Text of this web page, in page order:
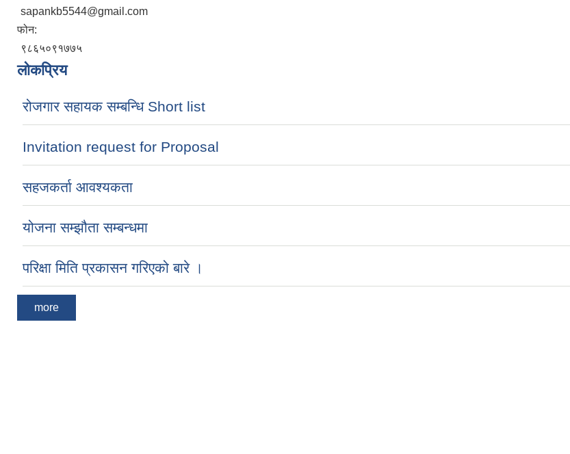
sapankb5544@gmail.com
फोन:
९८६५०९१७७५
लोकप्रिय
रोजगार सहायक सम्बन्धि Short list
Invitation request for Proposal
सहजकर्ता आवश्यकता
योजना सम्झौता सम्बन्धमा
परिक्षा मिति प्रकासन गरिएको बारे ।
more